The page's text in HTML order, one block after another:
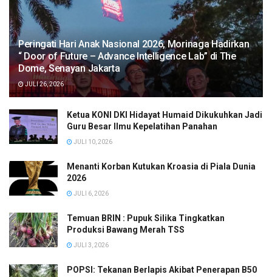
Peringati Hari Anak Nasional 2026, Morinaga Hadirkan
“ Door of Future – Advance Intelligence Lab” di The
Dome, Senayan Jakarta
JULI 26, 2026
Ketua KONI DKI Hidayat Humaid Dikukuhkan Jadi
Guru Besar Ilmu Kepelatihan Panahan
JULI 10, 2026
Menanti Korban Kutukan Kroasia di Piala Dunia
2026
JULI 6, 2026
Temuan BRIN : Pupuk Silika Tingkatkan
Produksi Bawang Merah TSS
JULI 3, 2026
POPSI: Tekanan Berlapis Akibat Penerapan B50